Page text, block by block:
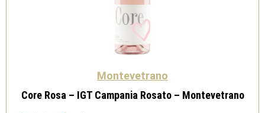
Montevetrano
Core Rosa – IGT Campania Rosato – Montevetrano